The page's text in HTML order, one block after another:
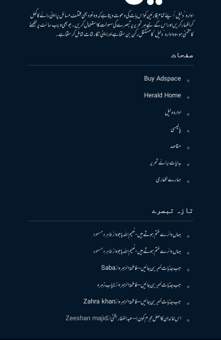
ادارہ ’دلیل‘ اپنے تمام قارئین کو اس بات کی دعوت دیتا ہے کہ وہ خود بھی مختلف مسائل پر اپنی رائے کا کھل
کر اظہار کریں اور اس کے لیے ہر تحریر پر تبصرے کی سہولت کا استعمال کریں۔ جو بھی ویب سائٹ پر لکھنے
کا متمنی ہو، وہ ادارہ ’دلیل‘ کا مستقل رکن بن سکتا ہے اور اپنی نگارشات شامل کرسکتا ہے۔
صفحات
Buy Adspace
Herald Home
ادارہ دلیل
پالیسی
مقاصد
ہدایات برائے تحریر
ہمارے لکھاری
تازہ تبصرے
جہاں دائرے ختم ہوتے ہیں- نعیم اللہ باجوہازطاہرہ مسعود
جہاں دائرے ختم ہوتے ہیں- نعیم اللہ باجوہازطاہرہ مسعود
جب جذبات خبر بن جائیں – فاطمۃالزہرہازSaba
جب جذبات خبر بن جائیں – فاطمۃالزہرہازنایاب زہرہ
جب جذبات خبر بن جائیں – فاطمۃالزہرہازZahra khan
اس خاندان کا اصل مجرم کون! – عبدالغفار بگٹیازZeeshan majid